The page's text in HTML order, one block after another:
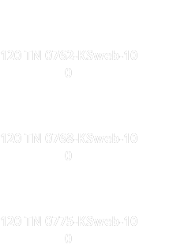
120 TN 0762-KSweb-10
0
120 TN 0768-KSweb-10
0
120 TN 0775-KSweb-10
0